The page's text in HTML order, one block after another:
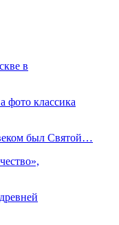
в
фото классика
был Святой…